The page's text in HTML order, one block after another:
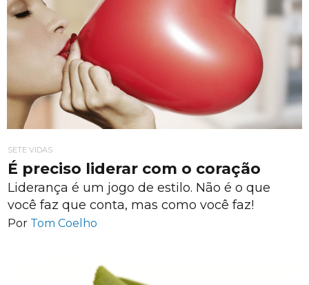
SETE VIDAS
É preciso liderar com o coração
Liderança é um jogo de estilo. Não é o que
você faz que conta, mas como você faz!
Por Tom Coelho